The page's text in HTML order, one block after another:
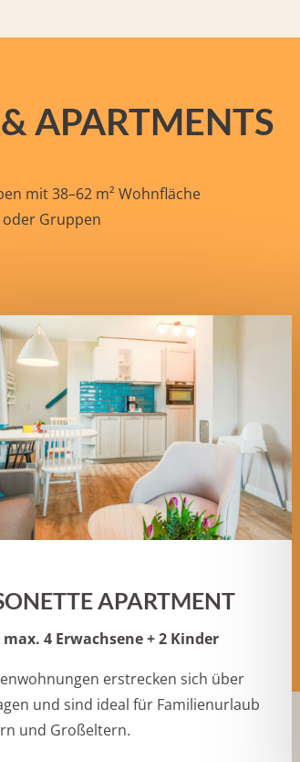
APARTMENTS
mit 38–62 m² Wohnfläche
Gruppen
APARTMENT
4 Erwachsene + 2 Kinder
erstrecken sich über
und sind ideal für Familienurlaub
und Großeltern.